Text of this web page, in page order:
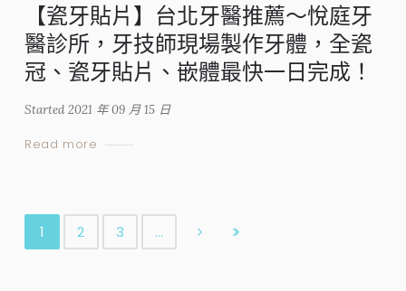
【瓷牙貼片】台北牙醫推薦～悅庭牙
醫診所，牙技師現場製作牙體，全瓷
冠、瓷牙貼片、嵌體最快一日完成！
Started2021 年 09 月 15 日
Read more
1 2 3 …